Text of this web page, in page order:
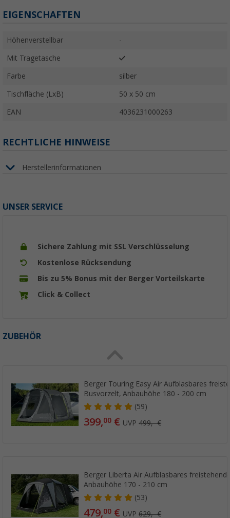
EIGENSCHAFTEN
Höhenverstellbar -
Mit Tragetasche
Farbe silber
Tischfläche (LxB) 50 x 50 cm
EAN 4036231000263
RECHTLICHE HINWEISE
Herstellerinformationen
UNSER SERVICE
Sichere Zahlung mit SSL Verschlüsselung
Kostenlose Rücksendung
Bis zu 5% Bonus mit der Berger Vorteilskarte
Click & Collect
ZUBEHÖR
Berger Touring Easy Air Aufblasbares
Busvorzelt, Anbauhöhe 180 - 200 cm
(59)
399,00 € UVP499,- €
Berger Liberta Air Aufblasbares
Anbauhöhe 170 - 210 cm
(53)
479,00 € UVP629,- €